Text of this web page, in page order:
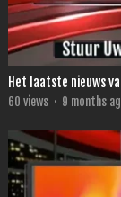
Het laatste nieuws
60 views · 9 months